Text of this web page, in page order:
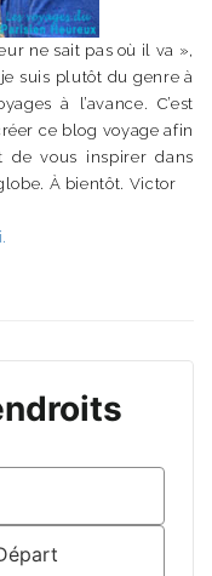
ne sait pas où il va »,
suis plutôt du genre à
à l’avance. C’est
ce blog voyage afin
de vous inspirer dans
À bientôt. Victor